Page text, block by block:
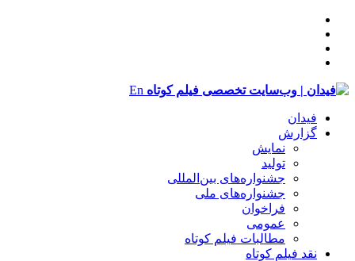
En
فیدان
گزارش
نمایش
تولید
‌‌جشنواره‌های بین‌المللی
جشنواره‌های ملی
فراخوان
عمومی
مطالبات فیلم کوتاه
نقد فیلم کوتاه